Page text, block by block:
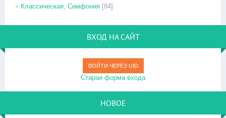
Классическая, Симфония [84]
ВХОД НА САЙТ
ВОЙТИ ЧЕРЕЗ UID
Старая форма входа
НОВОЕ